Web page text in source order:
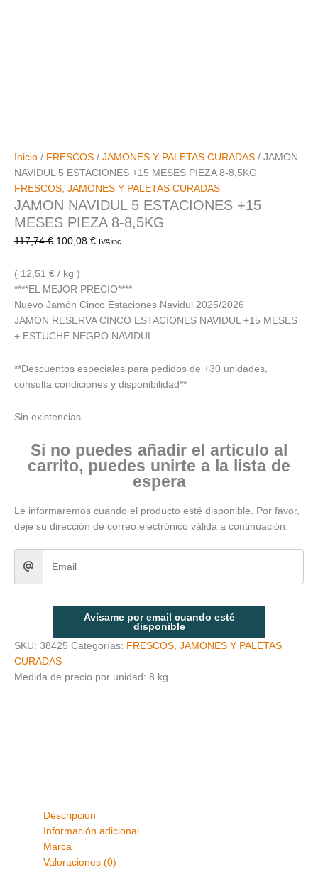
Inicio / FRESCOS / JAMONES Y PALETAS CURADAS / JAMON
NAVIDUL 5 ESTACIONES +15 MESES PIEZA 8-8,5KG
FRESCOS JAMONES Y PALETAS CURADAS
JAMON NAVIDUL 5 ESTACIONES +15
MESES PIEZA 8-8,5KG
117,74€ 100,08 € IVA inc.
( 12,51 € / kg )
****EL MEJOR PRECIO****
Nuevo Jamón Cinco Estaciones Navidul 2025/2026
JAMÓN RESERVA CINCO ESTACIONES NAVIDUL +15 MESES
+ ESTUCHE NEGRO NAVIDUL.
**Descuentos especiales para pedidos de +30 unidades,
consulta condiciones y disponibilidad**
Sin existencias
Si no puedes añadir el articulo al
carrito, puedes unirte a la lista de
espera
Le informaremos cuando el producto esté disponible. Por favor,
deje su dirección de correo electrónico válida a continuación.
Avísame por email cuando esté
disponible
SKU: 38425 Categorías: FRESCOS JAMONES Y PALETAS
CURADAS
Medida de precio por unidad: 8 kg
Descripción
Información adicional
Marca
Valoraciones (0)